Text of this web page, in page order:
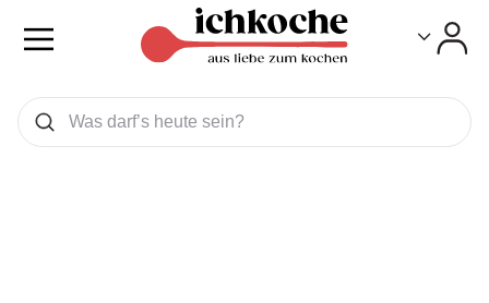
Was wollen Sie suchen
Suchen